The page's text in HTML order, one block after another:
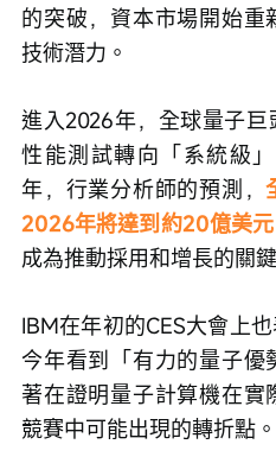
的突破，資本市場開始重
技術潛力。
進入2026年，全球量子
性能測試轉向「系統級
年，行業分析師的預測，
2026年將達到約20億美元
成為推動採用和增長的關
IBM在年初的CES大會上
今年看到「有力的量子優
著在證明量子計算機在實
競賽中可能出現的轉折點。